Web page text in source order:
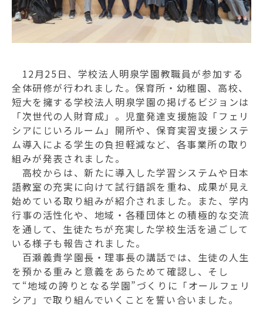
認定こども園フェリシア幼稚園
児童発達支援事業所フェリシアにじいろルーム
12月25日、学校法人明泉学園教職員が参加する
全体研修が行われました。保育所・幼稚園、高校、
短大を擁する学校法人明泉学園の掲げるビジョンは
「次世代の人財育成」。児童発達支援施設「フェリ
シアにじいろルーム」開所や、保育実習支援システ
ム導入による学生の負担軽減など、各事業所の取り
組みが発表されました。
高校からは、新たに導入した学習システムや日本
語教室の充実に向けて試行錯誤を重ね、成果が見え
始めている取り組みが紹介されました。また、学内
行事の活性化や、地域・各種団体との積極的な交流
を通して、生徒たちが充実した学校生活を過ごして
いる様子も報告されました。
百瀬義貴学園長・理事長の講話では、生徒の人生
を預かる重みと意義をあらためて確認し、そし
て“地域の誇りとなる学園”づくりに「オールフェリ
シア」で取り組んでいくことを誓い合いました。